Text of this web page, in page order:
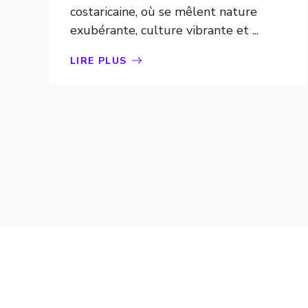
costaricaine, où se mêlent nature
exubérante, culture vibrante et ...
LIRE PLUS